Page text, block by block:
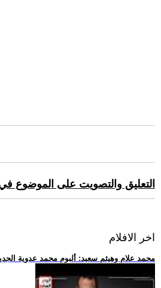
التعليق والتصويت على الموضوع
اخر الافلام
.. محمد علام وهيثم سعيد: ألبوم محمد عدوية